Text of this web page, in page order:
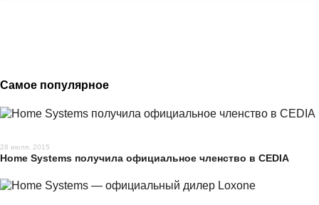
Самое популярное
28 июля, 2015
Home Systems получила официальное членство в CEDIA